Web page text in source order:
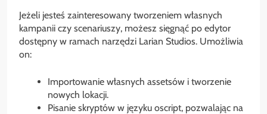
Jeżeli jesteś zainteresowany tworzeniem własnych
kampanii czy scenariuszy, możesz sięgnąć po edytor
dostępny w ramach narzędzi Larian Studios. Umożliwia
on:
Importowanie własnych assetsów i tworzenie
nowych lokacji.
Pisanie skryptów w języku oscript, pozwalając na